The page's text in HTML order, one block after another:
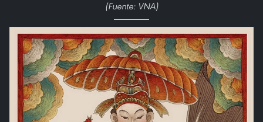
(Fuente: VNA)